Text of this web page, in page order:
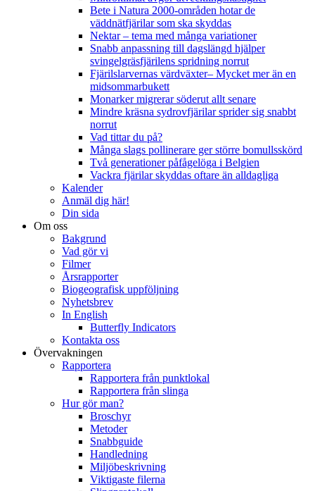
Bete i Natura 2000-områden hotar de
väddnätfjärilar som ska skyddas
Nektar – tema med många variationer
Snabb anpassning till dagslängd hjälper
svingelgräsfjärilens spridning norrut
Fjärilslarvernas värdväxter– Mycket mer än en
midsommarbukett
Monarker migrerar söderut allt senare
Mindre kräsna sydrovfjärilar sprider sig snabbt
norrut
Vad tittar du på?
Många slags pollinerare ger större bomullsskörd
Två generationer påfågelöga i Belgien
Vackra fjärilar skyddas oftare än alldagliga
Kalender
Anmäl dig här!
Din sida
Om oss
Bakgrund
Vad gör vi
Filmer
Årsrapporter
Biogeografisk uppföljning
Nyhetsbrev
In English
Butterfly Indicators
Kontakta oss
Övervakningen
Rapportera
Rapportera från punktlokal
Rapportera från slinga
Hur gör man?
Broschyr
Metoder
Snabbguide
Handledning
Miljöbeskrivning
Viktigaste filerna